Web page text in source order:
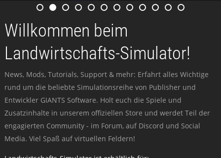
Willkommen beim
Landwirtschafts-Simulator!
News, Mods, Tutorials, Support & mehr: Erfahrt alles Wichtige
rund um die beliebte Simulationsreihe von Publisher und
Entwickler GIANTS Software. Holt euch die Spiele und
Zusatzinhalte in unserem offiziellen Store und werdet Teil der
engagierten Community - im Forum, auf Discord und Social
Media. Viel Spaß auf virtuellen Feldern!